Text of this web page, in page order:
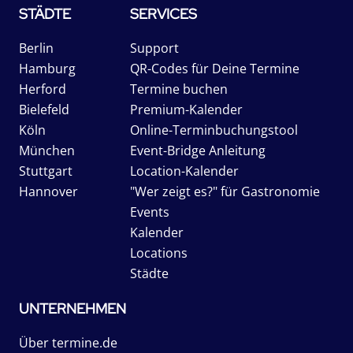
STÄDTE
Berlin
Hamburg
Herford
Bielefeld
Köln
München
Stuttgart
Hannover
SERVICES
Support
QR-Codes für Deine Termine
Termine buchen
Premium-Kalender
Online-Terminbuchungstool
Event-Bridge Anleitung
Location-Kalender
"Wer zeigt es?" für Gastronomie
Events
Kalender
Locations
Städte
UNTERNEHMEN
Über termine.de